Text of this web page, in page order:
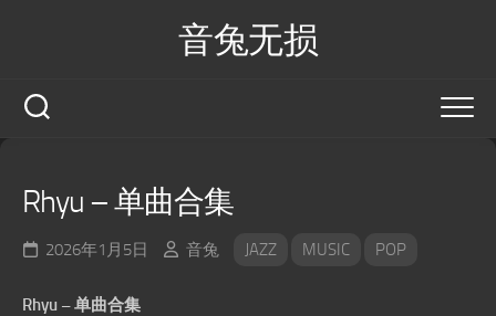
音兔无损
Rhyu – 单曲合集
2026年1月5日 音兔 JAZZ MUSIC POP
Rhyu – 单曲合集